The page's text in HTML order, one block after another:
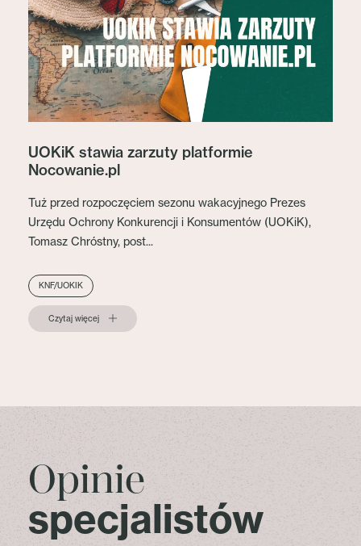
UOKiK stawia zarzuty platformie
Nocowanie.pl
Tuż przed rozpoczęciem sezonu wakacyjnego Prezes
Urzędu Ochrony Konkurencji i Konsumentów (UOKiK),
Tomasz Chróstny, post...
KNF/UOKIK
Czytaj więcej
Opinie
specjalistów